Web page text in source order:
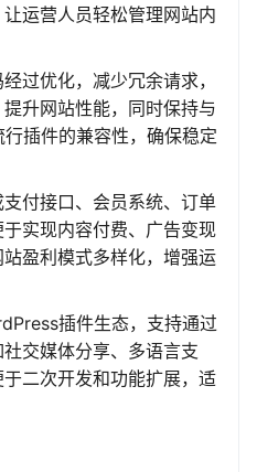
运营人员轻松管理网站内
经过优化，减少冗余请求，
升网站性能，同时保持与
插件的兼容性，确保稳定
支付接口、会员系统、订单
实现内容付费、广告变现
盈利模式多样化，增强运
插件生态，支持通过
交媒体分享、多语言支
二次开发和功能扩展，适